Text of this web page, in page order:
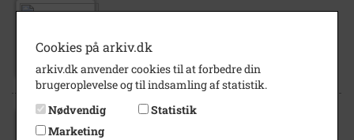
Faxe Ladeplads, Frejasvej, "Lykkesborg".
Cookies på arkiv.dk
arkiv.dk anvender cookies til at forbedre din
brugeroplevelse og til indsamling af statistik.
Nødvendig
Statistik
Marketing